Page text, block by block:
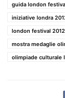
guida london
iniziative londra
london festival
mostra medaglie
olimpiade culturale